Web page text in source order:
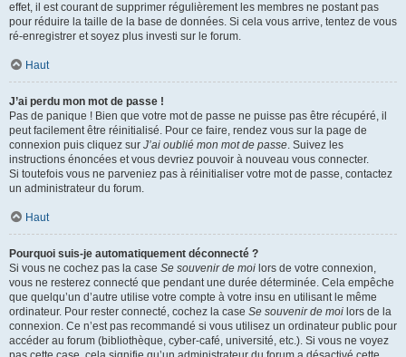
effet, il est courant de supprimer régulièrement les membres ne postant pas
pour réduire la taille de la base de données. Si cela vous arrive, tentez de vous
ré-enregistrer et soyez plus investi sur le forum.
Haut
J’ai perdu mon mot de passe !
Pas de panique ! Bien que votre mot de passe ne puisse pas être récupéré, il
peut facilement être réinitialisé. Pour ce faire, rendez vous sur la page de
connexion puis cliquez sur J’ai oublié mon mot de passe. Suivez les
instructions énoncées et vous devriez pouvoir à nouveau vous connecter.
Si toutefois vous ne parveniez pas à réinitialiser votre mot de passe, contactez
un administrateur du forum.
Haut
Pourquoi suis-je automatiquement déconnecté ?
Si vous ne cochez pas la case Se souvenir de moi lors de votre connexion,
vous ne resterez connecté que pendant une durée déterminée. Cela empêche
que quelqu’un d’autre utilise votre compte à votre insu en utilisant le même
ordinateur. Pour rester connecté, cochez la case Se souvenir de moi lors de la
connexion. Ce n’est pas recommandé si vous utilisez un ordinateur public pour
accéder au forum (bibliothèque, cyber-café, université, etc.). Si vous ne voyez